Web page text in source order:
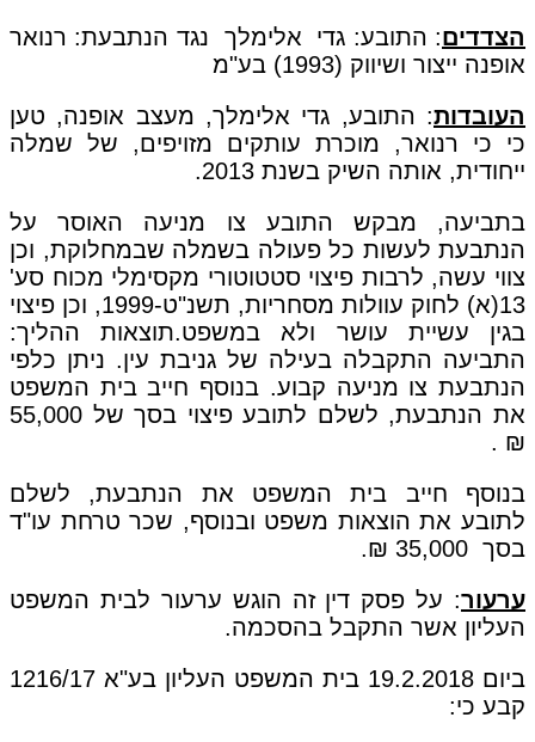
הצדדים: התובע: גדי אלימלך נגד הנתבעת: רנואר
אופנה ייצור ושיווק (1993) בע"מ
העובדות: התובע, גדי אלימלך, מעצב אופנה, טען
כי כי רנואר, מוכרת עותקים מזויפים, של שמלה
ייחודית, אותה השיק בשנת 2013.
בתביעה, מבקש התובע צו מניעה האוסר על
הנתבעת לעשות כל פעולה בשמלה שבמחלוקת, וכן
צווי עשה, לרבות פיצוי סטטוטורי מקסימלי מכוח סע'
13(א) לחוק עוולות מסחריות, תשנ"ט-1999, וכן פיצוי
בגין עשיית עושר ולא במשפט.תוצאות ההליך:
התביעה התקבלה בעילה של גניבת עין. ניתן כלפי
הנתבעת צו מניעה קבוע. בנוסף חייב בית המשפט
את הנתבעת, לשלם לתובע פיצוי בסך של 55,000
₪ .
בנוסף חייב בית המשפט את הנתבעת, לשלם
לתובע את הוצאות משפט ובנוסף, שכר טרחת עו"ד
בסך 35,000 ₪.
ערעור: על פסק דין זה הוגש ערעור לבית המשפט
העליון אשר התקבל בהסכמה.
ביום 19.2.2018 בית המשפט העליון בע"א 1216/17
קבע כי: